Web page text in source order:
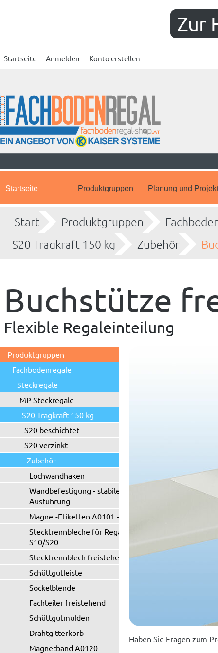
Zur
Startseite Anmelden Konto erstellen
Startseite Produktgruppen Planung und
Start Produktgruppen
S20 Tragkraft 150 kg
Zubehör
Buchstütze
Flexible Regaleinteilung
Produktgruppen
Fachbodenregale
Steckregale
MP Steckregale
S20 Tragkraft 150 kg
S20 beschichtet
S20 verzinkt
Zubehör
Lochwandhaken
Wandbefestigung - stabile
Ausführung
Magnet-Etiketten A0101 - A0102
Stecktrennbleche für Regaltyp
S10/S20
Stecktrennblech freistehend
Schüttgutleiste
Sockelblende
Fachteiler freistehend
Schüttgutmulden
Drahtgitterkorb
Magnetband A0120
Haben Sie Fragen zum